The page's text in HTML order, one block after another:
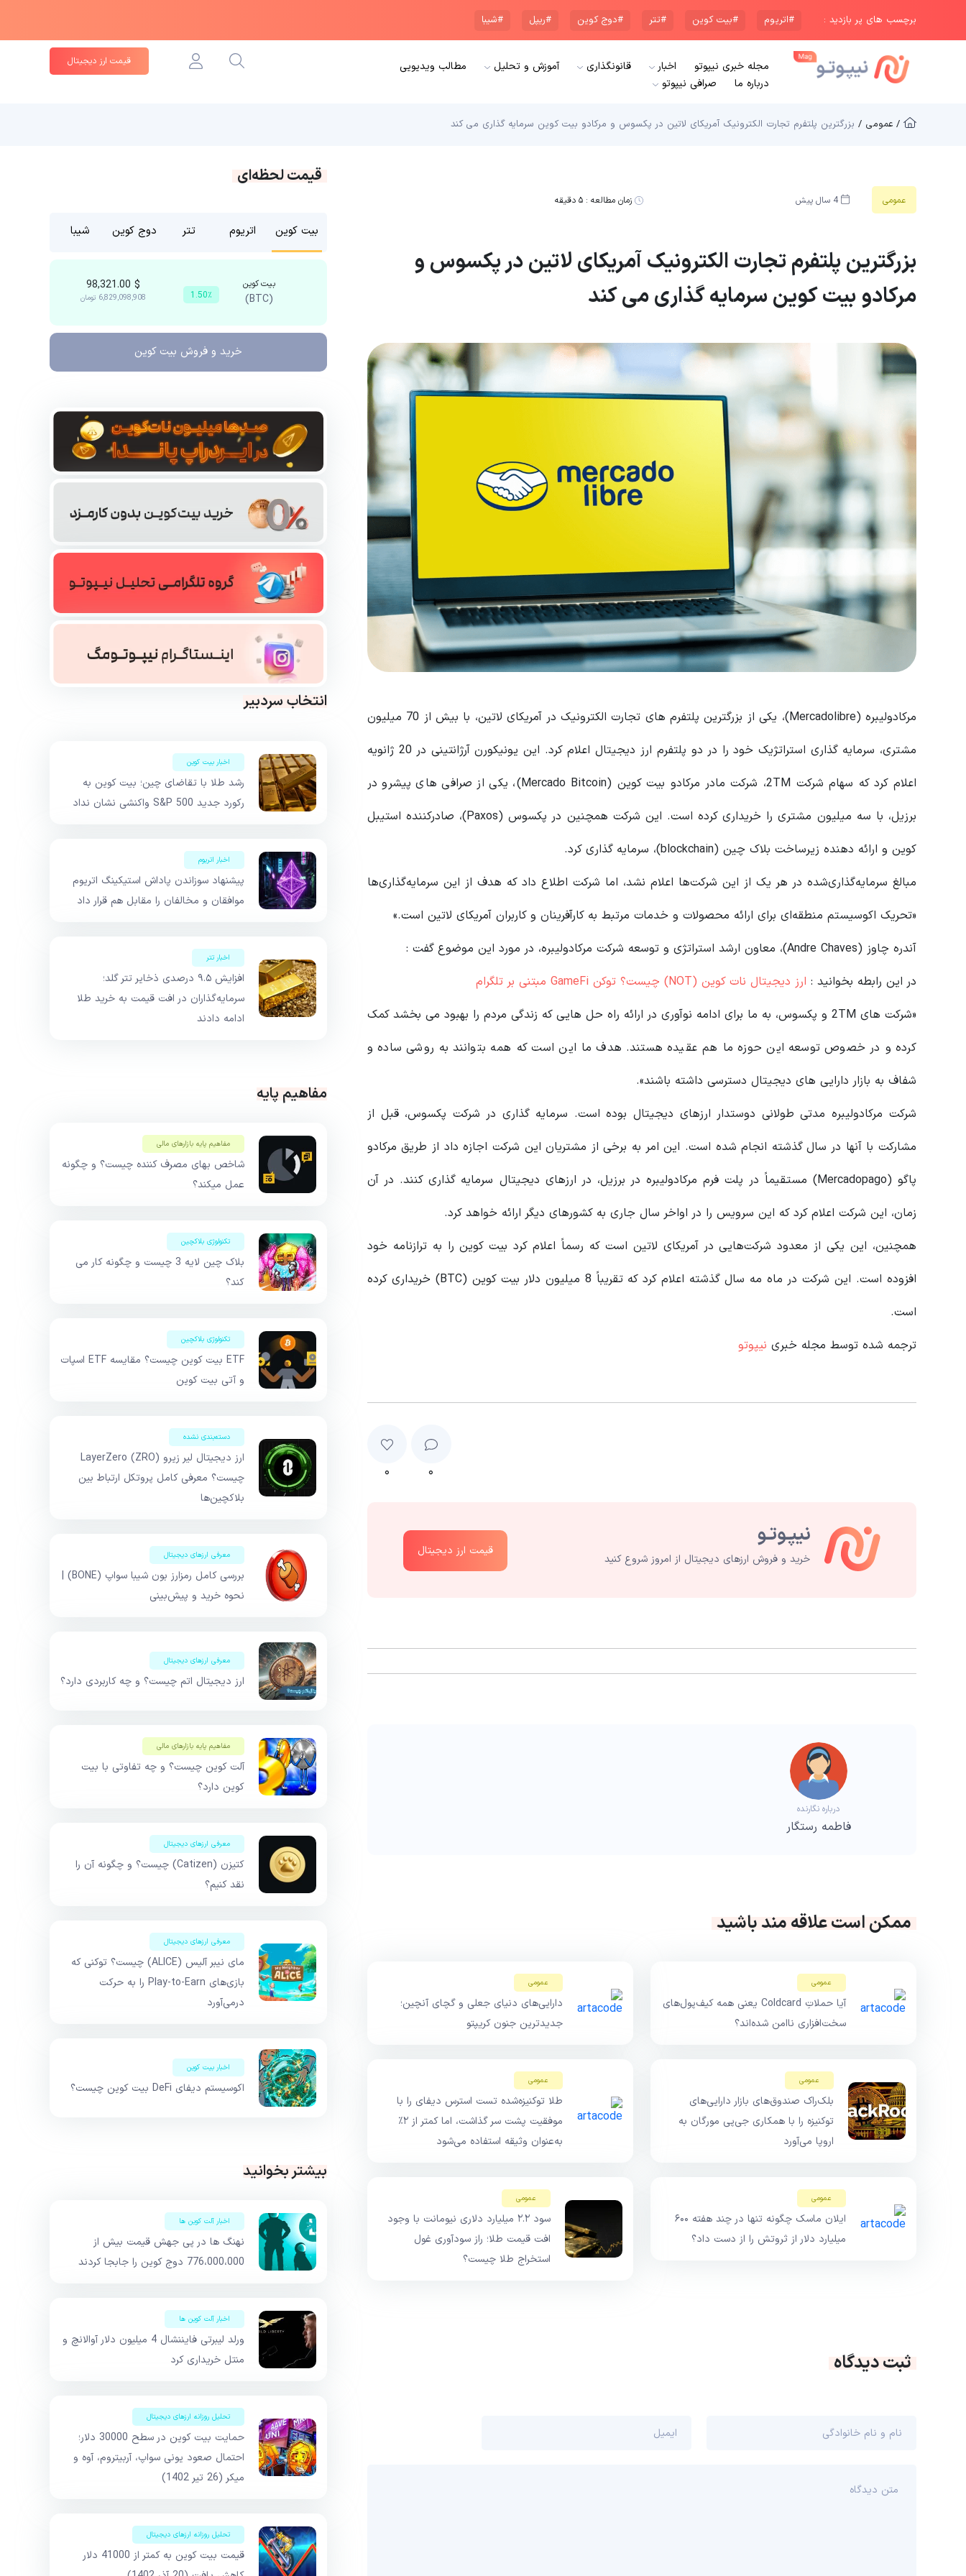
برچسب های پر بازدید : #اتریوم #بیت کوین #تتر #دوج کوین #ریپل #شیبا
مجله خبری نیپوتو اخبار قانونگذاری آموزش و تحلیل
مطالب ویدیویی
درباره ما
صرافی نیپوتو
قیمت ارز دیجیتال
/ عمومی / بزرگترین پلتفرم تجارت الکترونیک آمریکای لاتین در پکسوس و مرکادو بیت کوین سرمایه گذاری می کند
عمومی 4 سال پیش زمان مطالعه :۵ دقیقه
بزرگترین پلتفرم تجارت الکترونیک آمریکای لاتین در پکسوس و
مرکادو بیت کوین سرمایه گذاری می کند
مرکادولیبره (Mercadolibre)، یکی از بزرگترین پلتفرم های تجارت الکترونیک در آمریکای لاتین، با بیش از 70 میلیون
مشتری، سرمایه گذاری استراتژیک خود را در دو پلتفرم ارز دیجیتال اعلام کرد. این یونیکورن آرژانتینی در 20 ژانویه
اعلام کرد که سهام شرکت 2TM، شرکت مادر مرکادو بیت کوین (Mercado Bitcoin)، یکی از صرافی های پیشرو در
برزیل، با سه میلیون مشتری را خریداری کرده است. این شرکت همچنین در پکسوس (Paxos)، صادرکننده استیبل
کوین و ارائه دهنده زیرساخت بلاک چین (blockchain)، سرمایه گذاری کرد.
مبالغ سرمایه‌گذاری‌شده در هر یک از این شرکت‌ها اعلام نشد، اما شرکت اطلاع داد که هدف از این سرمایه‌گذاری‌ها
«تحریک اکوسیستم منطقه‌ای برای ارائه محصولات و خدمات مرتبط‌ به کارآفرینان و کاربران آمریکای لاتین است.»
آندره چاوز (Andre Chaves)، معاون ارشد استراتژی و توسعه شرکت مرکادولیبره، در مورد این موضوع گفت :
در این رابطه بخوانید‌ : ارز دیجیتال نات کوین (NOT) چیست؟ توکن GameFi مبتنی بر تلگرام
«شرکت های 2TM و پکسوس، به ما برای ادامه نوآوری در ارائه راه حل هایی که زندگی مردم را بهبود می بخشد کمک
کرده و در خصوص توسعه این حوزه ما هم عقیده هستند. هدف ما این است که همه بتوانند به روشی ساده و
شفاف به بازار دارایی های دیجیتال دسترسی داشته باشند».
شرکت مرکادولیبره مدتی طولانی دوستدار ارزهای دیجیتال بوده است. سرمایه گذاری در شرکت پکسوس، قبل از
مشارکت با آنها در سال گذشته انجام شده است. این امر به برخی از مشتریان این شرکت اجازه داد از طریق مرکادو
پاگو (Mercadopago) مستقیماً در پلت فرم مرکادولیبره در برزیل، در ارزهای دیجیتال سرمایه گذاری کنند. در آن
زمان، این شرکت اعلام کرد که این سرویس را در اواخر سال جاری به کشورهای دیگر ارائه خواهد کرد.
همچنین، این یکی از معدود شرکت‌هایی در آمریکای لاتین است که رسماً اعلام کرد بیت کوین را به ترازنامه خود
افزوده است. این شرکت در ماه مه سال گذشته اعلام کرد که تقریباً 8 میلیون دلار بیت کوین (BTC) خریداری کرده
است.
ترجمه شده توسط مجله خبری نیپوتو
۰ ۰
خرید و فروش ارزهای دیجیتال از امروز شروع کنید
قیمت ارز دیجیتال
درباره نگارنده
فاطمه رستگار
ممکن است علاقه مند باشید
عمومی
آیا حملاتِ Coldcard یعنی همه کیف‌پول‌های
سخت‌افزاری ناامن شده‌اند؟
عمومی
دارایی‌های دنیای جعلی و گچای آنچین؛
جدیدترین جنون کریپتو
عمومی
بلک‌راک صندوق‌های بازار دارایی‌های
توکنیزه را با همکاری جی‌پی مورگان به
اروپا می‌آورد
عمومی
طلا توکنیزه‌شده تست استرس دیفای را با
موفقیت پشت سر گذاشت، اما کمتر از ۲٪
به‌عنوان وثیقه استفاده می‌شود
عمومی
ایلان ماسک چگونه تنها در چند هفته ۶۰۰
میلیارد دلار از ثروتش را از دست داد؟
عمومی
سود ۲.۲ میلیارد دلاری نیومانت با وجود
افت قیمت طلا؛ راز سودآوری غول
استخراج طلا چیست؟
ثبت دیدگاه
قیمت لحظه‌ای
بیت کوین اتریوم تتر دوج کوین شیبا
بیت کوین
(BTC) 1.50٪
$
6,829,098,908 تومان
خرید و فروش بیت کوین
انتخاب سردبیر
اخبار بیت کوین
رشد طلا با تقاضای چین؛ بیت کوین به
رکورد جدید S&P 500 واکنشی نشان نداد
اخبار اتریوم
پیشنهاد سوزاندن پاداش استیکینگ اتریوم
موافقان و مخالفان را مقابل هم قرار داد
اخبار تتر
افزایش ۹.۵ درصدی ذخایر تتر گلد؛
سرمایه‌گذاران در افت قیمت به خرید طلا
ادامه دادند
مفاهیم پایه
مفاهیم پایه بازار‌های مالی
شاخص بهای مصرف کننده چیست؟ و چگونه
عمل میکند؟
تکنولوژی بلاکچین
بلاک چین لایه 3 چیست و چگونه کار می
کند؟
تکنولوژی بلاکچین
ETF بیت کوین چیست؟ مقایسه ETF اسپات
و آتی بیت کوین
دسته‌بندی نشده
ارز دیجیتال لیر زیرو LayerZero (ZRO)
چیست؟ معرفی کامل پروتکل ارتباط بین
بلاکچین‌ها
معرفی ارزهای دیجیتال
بررسی کامل رمزارز بون شیبا سواپ (BONE) |
نحوه خرید و پیش‌بینی
معرفی ارزهای دیجیتال
ارز دیجیتال اتم چیست؟ و چه کاربردی دارد؟
مفاهیم پایه بازار‌های مالی
آلت کوین چیست؟ و چه تفاوتی با بیت
کوین دارد؟
معرفی ارزهای دیجیتال
کتیزن (Catizen) چیست؟ و چگونه آن را
نقد کنیم؟
معرفی ارزهای دیجیتال
مای نیبر آلیس (ALICE) چیست؟ توکنی که
بازی‌های Play-to-Earn را به حرکت
درمی‌آورد
اخبار بیت کوین
اکوسیستم دیفای DeFi بیت کوین چیست؟
بیشتر بخوانید
اخبار آلت کوین ها
نهنگ ها در پی جهش قیمت بیش از
776،000،000 دوج کوین را جابجا کردند
اخبار آلت کوین ها
ورلد لیبرتی فایننشال 4 میلیون دلار آوالانچ و
منتل خریداری کرد
تحلیل روزانه ارزهای دیجیتال
حمایت بیت کوین در سطح 30000 دلار؛
احتمال صعود یونی سواپ، آربیتروم، آوه و
میکر (26 تیر 1402)
تحلیل روزانه ارزهای دیجیتال
قیمت بیت کوین به کمتر از 41000 دلار